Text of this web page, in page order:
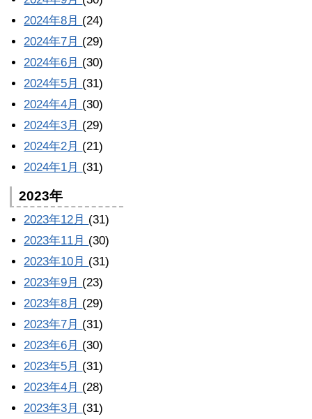
2024年8月 (24)
2024年7月 (29)
2024年6月 (30)
2024年5月 (31)
2024年4月 (30)
2024年3月 (29)
2024年2月 (21)
2024年1月 (31)
2023年
2023年12月 (31)
2023年11月 (30)
2023年10月 (31)
2023年9月 (23)
2023年8月 (29)
2023年7月 (31)
2023年6月 (30)
2023年5月 (31)
2023年4月 (28)
2023年3月 (31)